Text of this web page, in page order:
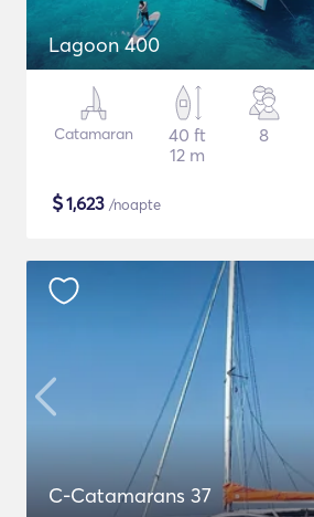
Lagoon 400
Catamaran
40 ft
12 m
8
$1,623 /noapte
C-Catamarans 37